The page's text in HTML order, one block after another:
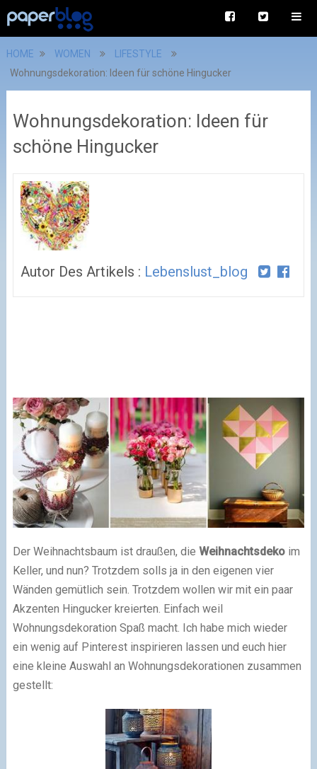
HOME WOMEN
LIFESTYLE
Wohnungsdekoration: Ideen für schöne Hingucker
Wohnungsdekoration: Ideen für
schöne Hingucker
Autor Des Artikels : Lebenslust_blog
Der Weihnachtsbaum ist draußen, die Weihnachtsdekoim
Keller, und nun? Trotzdem solls ja in den eigenen vier
Wänden gemütlich sein. Trotzdem wollen wir mit ein paar
Akzenten Hingucker kreierten. Einfach weil
Wohnungsdekoration Spaß macht. Ich habe mich wieder
ein wenig auf Pinterest inspirieren lassen und euch hier
eine kleine Auswahl an Wohnungsdekorationen zusammen
gestellt: